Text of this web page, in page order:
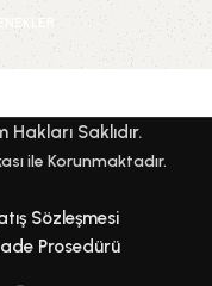
Hakları Saklıdır.
ile Korunmaktadır.
Sözleşmesi
Prosedürü